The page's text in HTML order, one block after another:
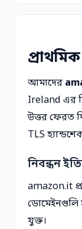
আমাদের
Ireland এর
উত্তর ফেরত
TLS
নিবন্ধন
amazon.it
ডোমেইনগুলি
যুক্ত।